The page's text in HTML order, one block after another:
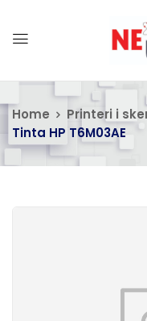
Home Printeri i
Tinta HP T6M03AE